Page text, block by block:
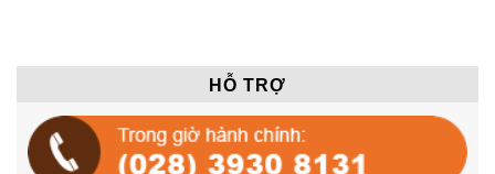
HỖ TRỢ